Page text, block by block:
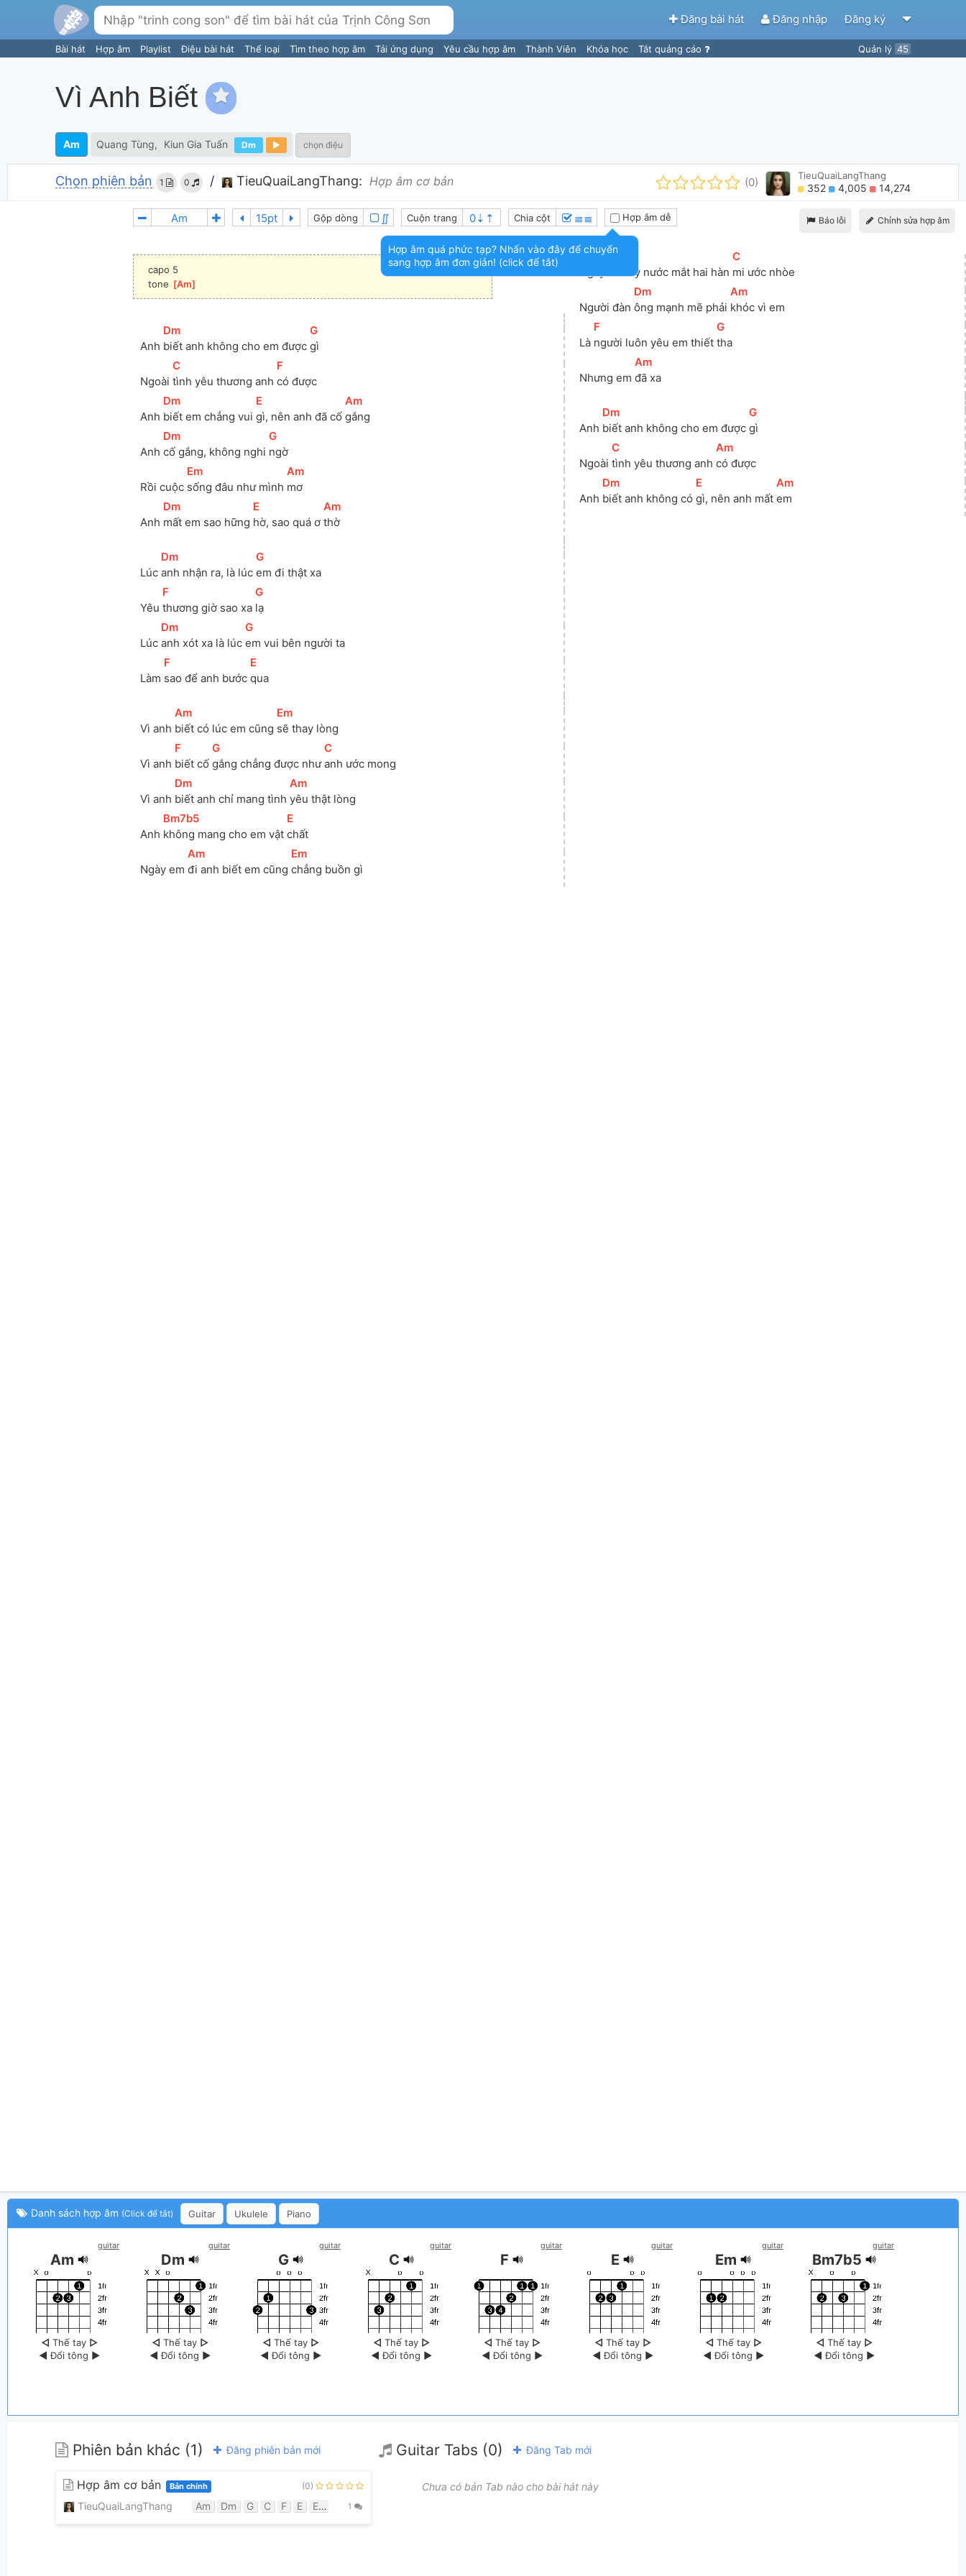
Đăng bài hát Đăng nhập Đăng ký
Bài hát Hợp âm Playlist Điệu bài hát Thể loại Tìm theo hợp âm Tải ứng dụng Yêu cầu hợp âm Thành Viên Khóa học Tắt quảng cáo Quản lý 45
Vì Anh Biết
Am Quang Tùng Kiun Gia Tuấn Dm chọn điệu
Chọn phiên bản 1 0 / TieuQuaiLangThang: Hợp âm cơ bản (0)
TieuQuaiLangThang
352 4,005 14,274
Báo lỗi Chỉnh sửa hợp âm
Gộp dòng ∬ Cuộn trang Chia cột ≣≣ Hợp âm dễ
capo 5
tone [Am
Anh
[Dm
biết anh không cho em được
[
G
gì
Ngoài
[
C
tình yêu thương anh
[F
có được
Anh
[Dm
biết em chẳng vui
[E
gì, nên anh đã cố
[
Am
gắng
Anh
[Dm
cố gắng, không nghi
[
G
ngờ
Rồi cuộc
[Em
sống đâu như mình
[
Am
mơ
Anh
[Dm
mất em sao hững
[E
hờ, sao quá ơ
[
Am
thờ
Lúc
[Dm
anh nhận ra, là lúc
[
G
em đi thật xa
Yêu
[F
thương giờ sao xa
[
G
lạ
Lúc
[Dm
anh xót xa là lúc
[
G
em vui bên người ta
Làm
[F
sao để anh bước
[E
qua
Vì anh
[
Am
biết có lúc em cũng
[Em
sẽ thay lòng
Vì anh
[F
biết cố
[
G
gắng chẳng được như
[
C
anh ước mong
Vì anh
[Dm
biết anh chỉ mang tình
[
Am
yêu thật lòng
Anh
[Bm7b5
không mang cho em vật
[E
chất
Ngày em
[
Am
đi anh biết em cũng
[Em
chẳng buồn gì
ly nước mắt hai hàn
[
C
mi ước nhòe
Người đàn
[Dm
ông mạnh mẽ phải
[
Am
khóc vì em
Là
[F
người luôn yêu em thiết
[
G
tha
Nhưng em
[
Am
đã xa
Anh
[Dm
biết anh không cho em được
[
G
gì
Ngoài
[
C
tình yêu thương anh
[
Am
có được
Anh
[Dm
biết anh không có
[E
gì, nên anh mất
[
Am
em
Danh sách hợp âm (Click để tắt) Guitar Ukulele Piano
guitar
Am
◁ Thế tay ▷
◀ Đổi tông ▶
guitar
Dm
◁ Thế tay ▷
◀ Đổi tông ▶
guitar
G
◁ Thế tay ▷
◀ Đổi tông ▶
guitar
C
◁ Thế tay ▷
◀ Đổi tông ▶
guitar
F
◁ Thế tay ▷
◀ Đổi tông ▶
guitar
E
◁ Thế tay ▷
◀ Đổi tông ▶
guitar
Em
◁ Thế tay ▷
◀ Đổi tông ▶
guitar
Bm7b5
◁ Thế tay ▷
◀ Đổi tông ▶
Phiên bản khác (1) Đăng phiên bản mới
Hợp âm cơ bản Bản chính (0)
TieuQuaiLangThang Am Dm G C F E Em Bm7b5
1
Guitar Tabs (0) Đăng Tab mới
Chưa có bản Tab nào cho bài hát này
Hợp âm quá phức tạp? Nhấn vào đây để chuyển
sang hợp âm đơn giản! (click để tắt)